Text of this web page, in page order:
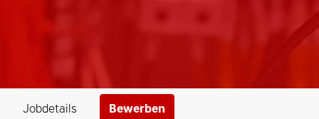
Jobdetails Bewerben